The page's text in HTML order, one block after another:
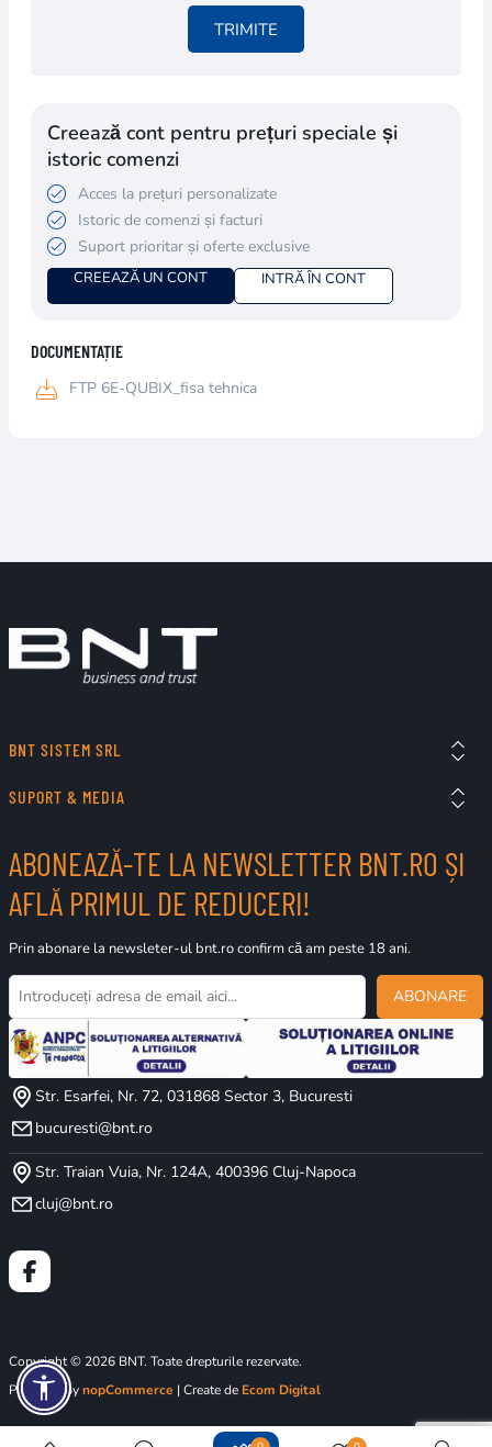
TRIMITE
Creează cont pentru prețuri speciale și
istoric comenzi
Acces la prețuri personalizate
Istoric de comenzi și facturi
Suport prioritar și oferte exclusive
CREEAZĂ UN CONT INTRĂ ÎN CONT
DOCUMENTAȚIE
FTP 6E-QUBIX_fisa tehnica
BNT SISTEM SRL
SUPORT & MEDIA
ABONEAZĂ-TE LA NEWSLETTER BNT.RO ȘI
AFLĂ PRIMUL DE REDUCERI!
Prin abonare la newsleter-ul bnt.ro confirm că am peste 18 ani.
ABONARE
Str. Esarfei, Nr. 72, 031868 Sector 3, Bucuresti
bucuresti@bnt.ro
Str. Traian Vuia, Nr. 124A, 400396 Cluj-Napoca
cluj@bnt.ro
Copyright © 2026 BNT. Toate drepturile rezervate.
Powered bynopCommerce | Create de Ecom Digital